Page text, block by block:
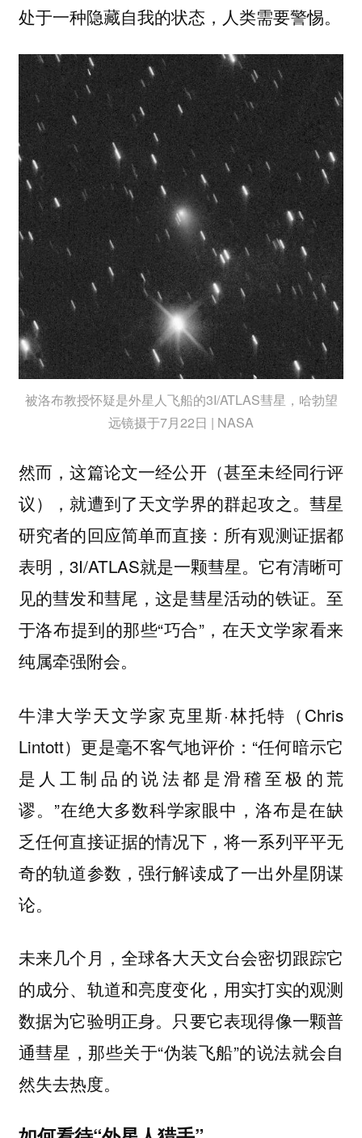
处于一种隐藏自我的状态，人类需要警惕。
被洛布教授怀疑是外星人飞船的3I/ATLAS彗星，哈勃望
远镜摄于7月22日 | NASA
然而，这篇论文一经公开（甚至未经同行评
议），就遭到了天文学界的群起攻之。彗星
研究者的回应简单而直接：所有观测证据都
表明，3I/ATLAS就是一颗彗星。它有清晰可
见的彗发和彗尾，这是彗星活动的铁证。至
于洛布提到的那些“巧合”，在天文学家看来
纯属牵强附会。
牛津大学天文学家克里斯·林托特（Chris
Lintott）更是毫不客气地评价：“任何暗示它
是人工制品的说法都是滑稽至极的荒
谬。”在绝大多数科学家眼中，洛布是在缺
乏任何直接证据的情况下，将一系列平平无
奇的轨道参数，强行解读成了一出外星阴谋
论。
未来几个月，全球各大天文台会密切跟踪它
的成分、轨道和亮度变化，用实打实的观测
数据为它验明正身。只要它表现得像一颗普
通彗星，那些关于“伪装飞船”的说法就会自
然失去热度。